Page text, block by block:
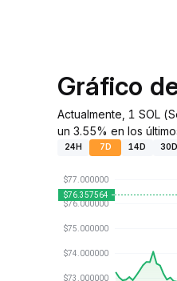
Gráfico
Actualmente, 1 SOL
un 3.55% en los
24H 7D 14D 30D